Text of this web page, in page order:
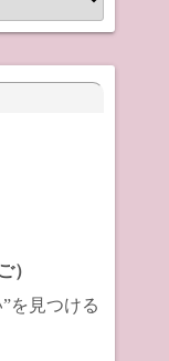
）
を見つける